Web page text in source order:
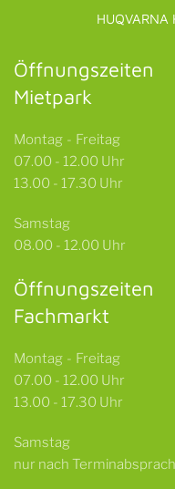
Öffnungszeiten
Mietpark
Montag - Freitag
07.00 - 12.00 Uhr
13.00 - 17.30 Uhr
Samstag
08.00 - 12.00 Uhr
Öffnungszeiten
Fachmarkt
Montag - Freitag
07.00 - 12.00 Uhr
13.00 - 17.30 Uhr
Samstag
nur nach